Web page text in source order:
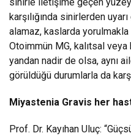
sinirle iletişime geçen
karşılığında sinirlerden
alamaz, kaslarda
Otoimmün MG, kalıtsal veya
yandan nadir de olsa, aynı
görüldüğü durumlarla da
Miyastenia Gravis her
Prof. Dr. Kayıhan Uluç: